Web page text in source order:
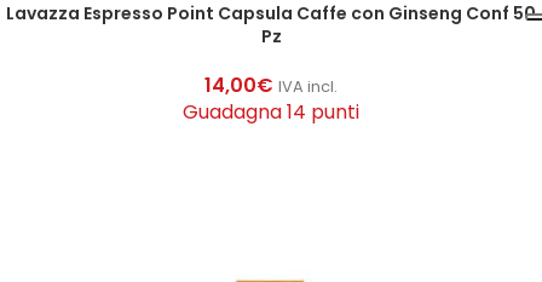
Lavazza Espresso Point Capsula Caffe con Ginseng Conf 50
Pz
14,00€ IVA incl.
Guadagna 14 punti